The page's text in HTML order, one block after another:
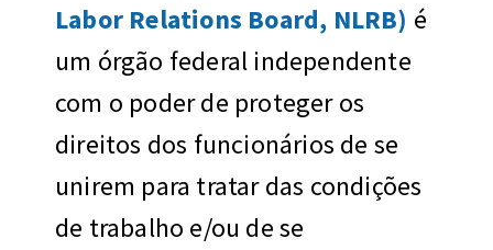
Labor Relations Board, NLRB) é
um órgão federal independente
com o poder de proteger os
direitos dos funcionários de se
unirem para tratar das condições
de trabalho e/ou de se